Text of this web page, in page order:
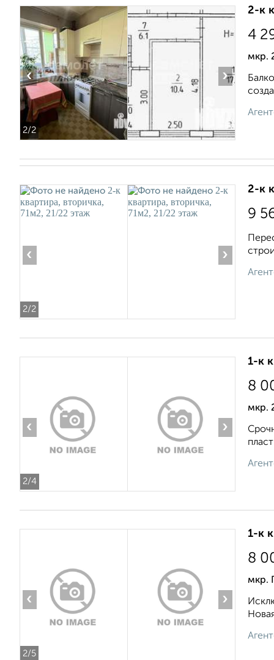
2/2
‹ ›
2-к
4
мкр.
2/2
‹ ›
2-к
9
2/4
‹ ›
1-к
8
мкр.
2/5
‹ ›
1-к
8
мкр.